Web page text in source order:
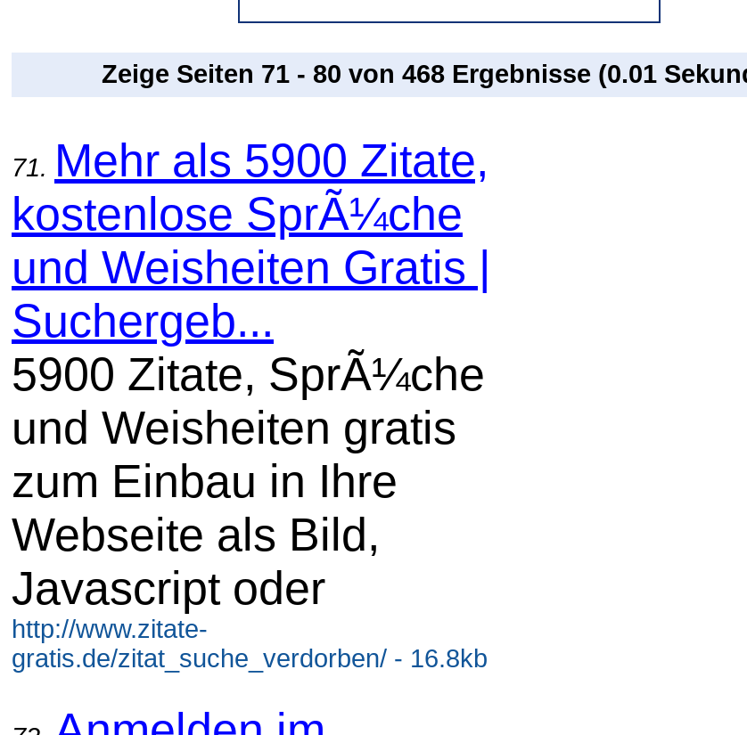
Zeige Seiten 71 - 80 von 468 Ergebnisse (0.01
71. Mehr als 5900 Zitate,
kostenlose SprÃ¼che
und Weisheiten Gratis |
Suchergeb...
5900 Zitate, SprÃ¼che
und Weisheiten gratis
zum Einbau in Ihre
Webseite als Bild,
Javascript oder
http://www.zitate-
gratis.de/zitat_suche_verdorben/ - 16.8kb